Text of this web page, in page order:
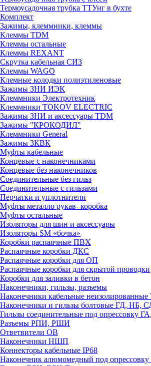
Термоусадочная трубка ТТУнг в бухте
Комплект
Зажимы, клеммники, клеммы
Клеммы TDM
Клеммы остальные
Клеммы REXANT
Скрутка кабельная СИЗ
Клеммы WAGO
Клемные колодки полиэтиленовые
Зажимы ЗНИ ИЭК
Клеммники Электротехник
Клеммники TOKOV ELECTRIC
Зажимы ЗНИ и аксессуары TDM
Зажимы "КРОКОДИЛ"
Клеммники General
Зажимы 3КВК
Муфты кабельные
Концевые с наконечниками
Концевые без наконечников
Соединительные без гильз
Соединительные с гильзами
Перчатки и уплотнители
Муфты металло рукав- коробка
Муфты остальные
Изоляторы для шин и аксессуары
Изоляторы SM «бочка»
Коробки распаячные ПВХ
Распаячные коробки ДКС
Распаячные коробки для ОП
Распаячные коробки для скрытой проводки
Коробки для заливки в бетон
Наконечники, гильзы, разъемы
Наконечники кабельные
Наконечники и гильзы болтовые ГД, НБ,
Гильзы соединительные под опрессовку
Разъемы РПИ, РШИ
Ответвители ОВ
Наконечники НШП
Коннекторы кабельные IP68
Наконечник алюмомедный под